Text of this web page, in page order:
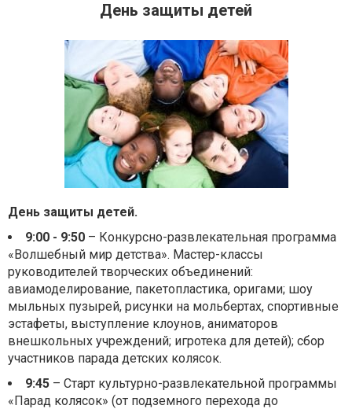
День защиты детей
День защиты детей.
9:00 - 9:50 – Конкурсно-развлекательная программа
«Волшебный мир детства». Мастер-классы
руководителей творческих объединений:
авиамоделирование, пакетопластика, оригами; шоу
мыльных пузырей, рисунки на мольбертах, спортивные
эстафеты, выступление клоунов, аниматоров
внешкольных учреждений; игротека для детей); сбор
участников парада детских колясок.
9:45 – Старт культурно-развлекательной программы
«Парад колясок» (от подземного перехода до